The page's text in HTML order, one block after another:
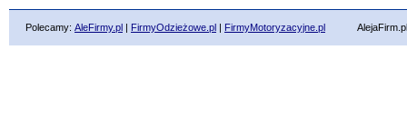
Polecamy: AleFirmy.pl | FirmyOdzieżowe.pl | FirmyMotoryzacyjne.pl AlejaFirm.pl